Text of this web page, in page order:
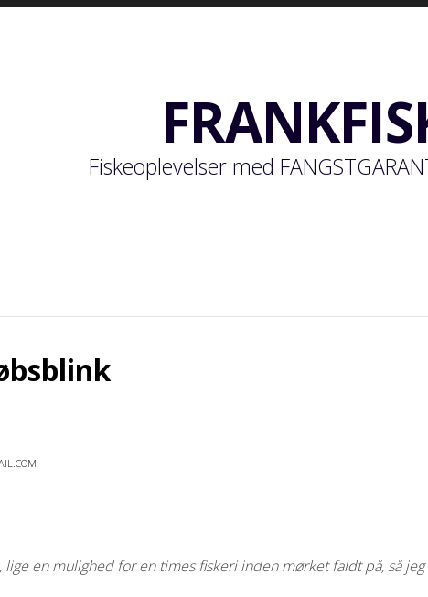
Fiskeoplevelser med
lige en mulighed for en times fiskeri inden mørket faldt på, så